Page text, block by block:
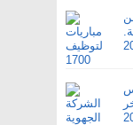
من